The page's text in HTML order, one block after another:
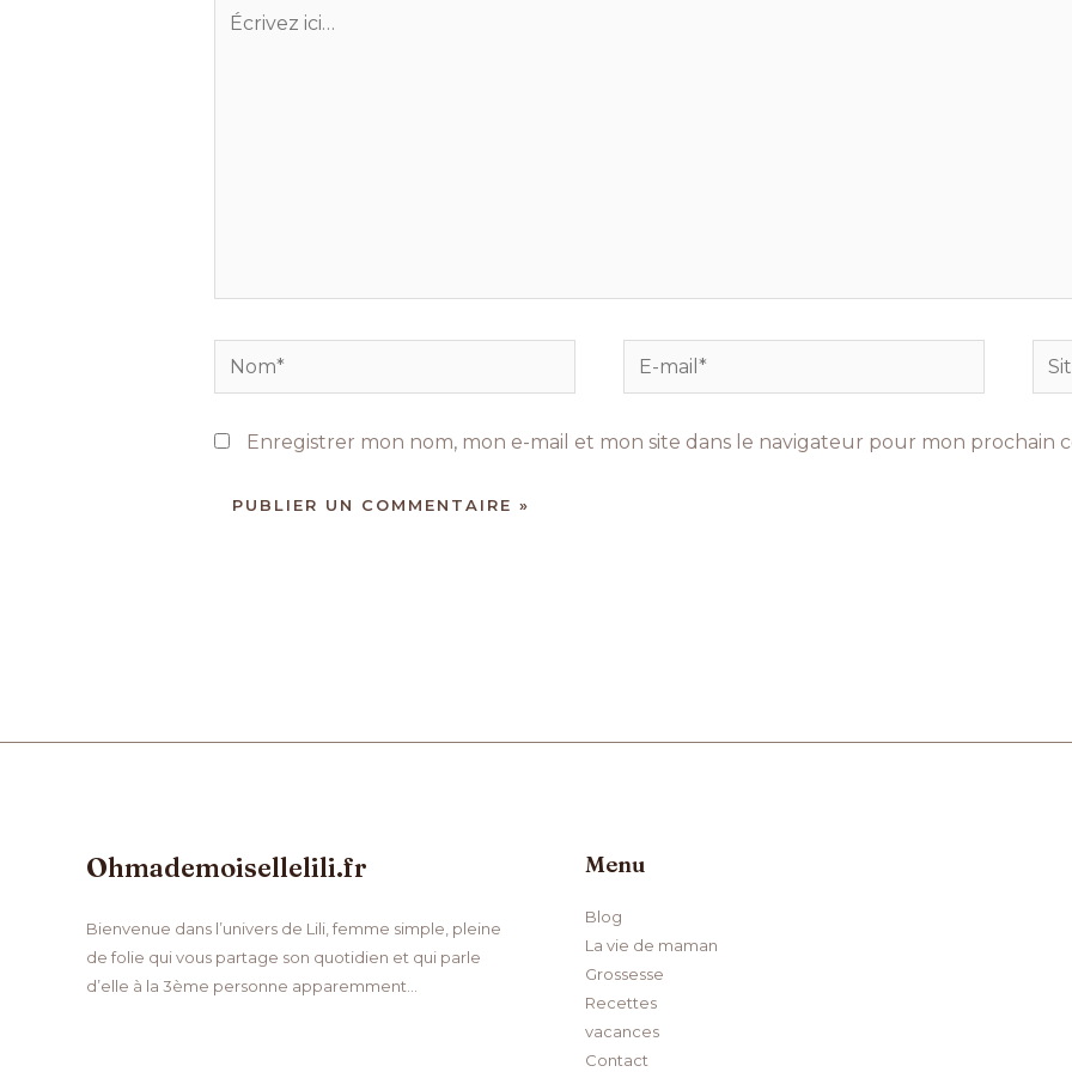
Nom*
E-
mail*
Site
Enregistrer mon nom, mon e-mail et mon site dans le navigateur pour mon prochain
Ohmademoisellelili.fr
Bienvenue dans l’univers de Lili, femme simple, pleine
de folie qui vous partage son quotidien et qui parle
d’elle à la 3ème personne apparemment…
Menu
Blog
La vie de maman
Grossesse
Recettes
vacances
Contact